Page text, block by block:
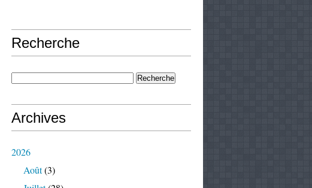
Recherche
Archives
2026
Août(3)